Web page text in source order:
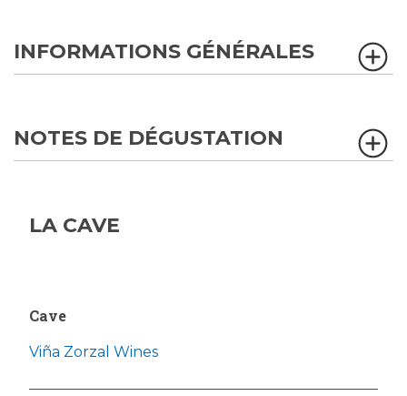
INFORMATIONS GÉNÉRALES
NOTES DE DÉGUSTATION
LA CAVE
Cave
Viña Zorzal Wines